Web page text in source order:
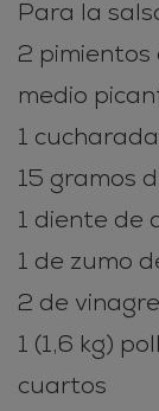
Para la
2 pimientos
medio
1
15 gramos
1 diente de
1 de zumo
2 de
1 (1,6 kg)
cuartos